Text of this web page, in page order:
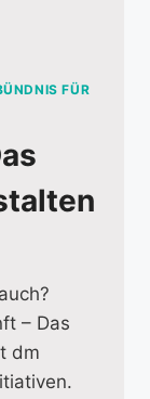
FÜR
– Das
dm